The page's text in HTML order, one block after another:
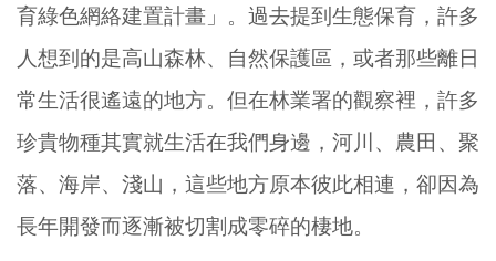
育綠色網絡建置計畫」。過去提到生態保育，許多
人想到的是高山森林、自然保護區，或者那些離日
常生活很遙遠的地方。但在林業署的觀察裡，許多
珍貴物種其實就生活在我們身邊，河川、農田、聚
落、海岸、淺山，這些地方原本彼此相連，卻因為
長年開發而逐漸被切割成零碎的棲地。